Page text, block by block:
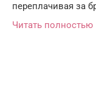
переплачивая за
Читать полностью